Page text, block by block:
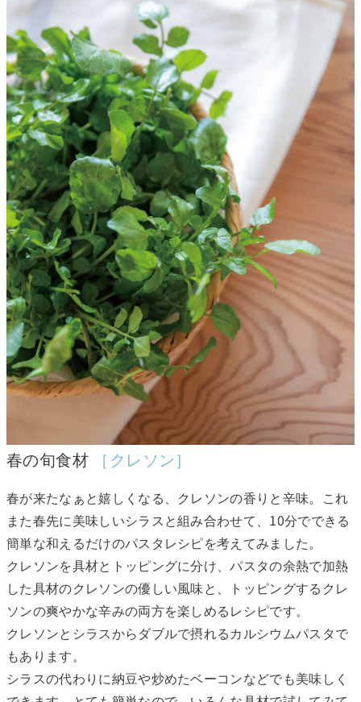
春の旬食材 ［クレソン］
春が来たなぁと嬉しくなる、クレソンの香りと辛味。これ
また春先に美味しいシラスと組み合わせて、10分でできる
簡単な和えるだけのパスタレシピを考えてみました。
クレソンを具材とトッピングに分け、パスタの余熱で加熱
した具材のクレソンの優しい風味と、トッピングするクレ
ソンの爽やかな辛みの両方を楽しめるレシピです。
クレソンとシラスからダブルで摂れるカルシウムパスタで
もあります。
シラスの代わりに納豆や炒めたベーコンなどでも美味しく